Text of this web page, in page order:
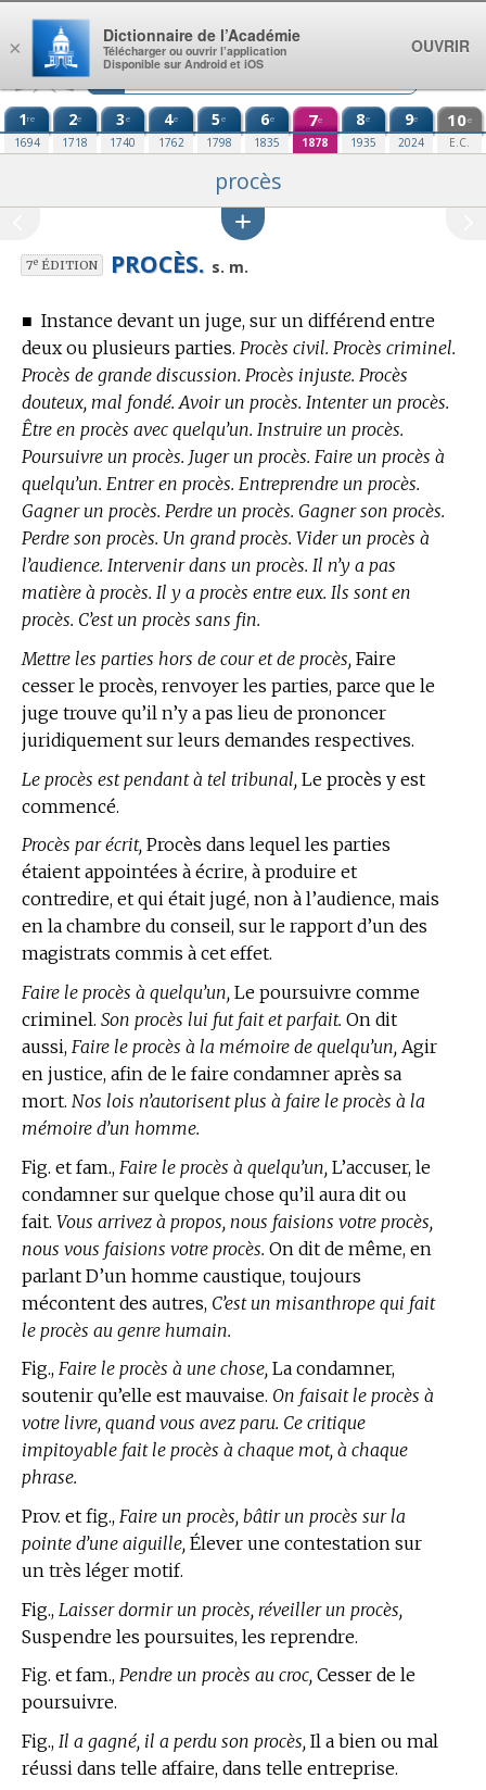
Aller au contenu
1re
1694
2e
1718
3e
1740
4e
1762
5e
1798
6e
1835
7e
1878
8e
1935
9e
2024
10e
E.C.
procès
7eÉDITION PROCÈS. s. m.
■ Instance devant un juge, sur un différend entre
deux ou plusieurs parties. Procès civil. Procès criminel.
Procès de grande discussion. Procès injuste. Procès
douteux, mal fondé. Avoir un procès. Intenter un procès.
Être en procès avec quelqu’un. Instruire un procès.
Poursuivre un procès. Juger un procès. Faire un procès à
quelqu’un. Entrer en procès. Entreprendre un procès.
Gagner un procès. Perdre un procès. Gagner son procès.
Perdre son procès. Un grand procès. Vider un procès à
l’audience. Intervenir dans un procès. Il n’y a pas
matière à procès. Il y a procès entre eux. Ils sont en
procès. C’est un procès sans fin.
Mettre les parties hors de cour et de procès, Faire
cesser le procès, renvoyer les parties, parce que le
juge trouve qu’il n’y a pas lieu de prononcer
juridiquement sur leurs demandes respectives.
Le procès est pendant à tel tribunal, Le procès y est
commencé.
Procès par écrit, Procès dans lequel les parties
étaient appointées à écrire, à produire et
contredire, et qui était jugé, non à l’audience, mais
en la chambre du conseil, sur le rapport d’un des
magistrats commis à cet effet.
Faire le procès à quelqu’un, Le poursuivre comme
criminel. Son procès lui fut fait et parfait. On dit
aussi, Faire le procès à la mémoire de quelqu’un, Agir
en justice, afin de le faire condamner après sa
mort. Nos lois n’autorisent plus à faire le procès à la
mémoire d’un homme.
Fig. et fam., Faire le procès à quelqu’un, L’accuser, le
condamner sur quelque chose qu’il aura dit ou
fait. Vous arrivez à propos, nous faisions votre procès,
nous vous faisions votre procès. On dit de même, en
parlant D’un homme caustique, toujours
mécontent des autres, C’est un misanthrope qui fait
le procès au genre humain.
Fig., Faire le procès à une chose, La condamner,
soutenir qu’elle est mauvaise. On faisait le procès à
votre livre, quand vous avez paru. Ce critique
impitoyable fait le procès à chaque mot, à chaque
phrase.
Prov. et fig., Faire un procès, bâtir un procès sur la
pointe d’une aiguille, Élever une contestation sur
un très léger motif.
Fig., Laisser dormir un procès, réveiller un procès,
Suspendre les poursuites, les reprendre.
Fig. et fam., Pendre un procès au croc, Cesser de le
poursuivre.
Fig., Il a gagné, il a perdu son procès, Il a bien ou mal
réussi dans telle affaire, dans telle entreprise.
×
Dictionnaire de l’Académie
Télécharger ou ouvrir l’application
Disponible sur Android et iOS
OUVRIR